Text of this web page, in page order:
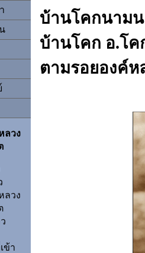
ลวง
ลวง
ข้า
บ้านโคกนาม
บ้านโคก อ.โ
ตามรอยองค์